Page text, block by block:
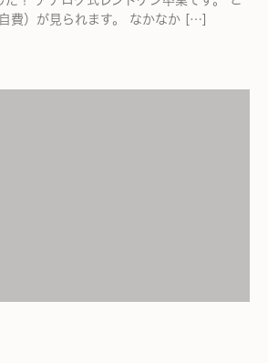
費）が見られます。 なかなか […]